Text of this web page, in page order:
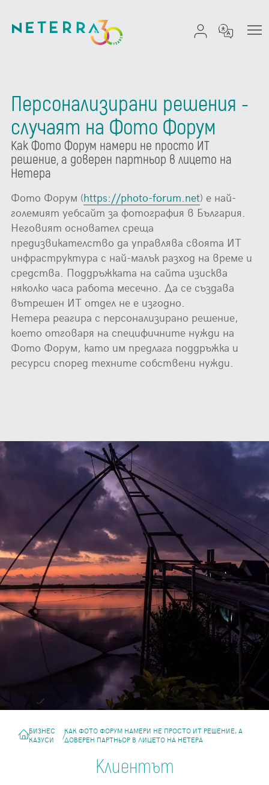
Персонализирани решения -
случаят на Фото Форум
Как Фото Форум намери не просто ИТ
решение, а доверен партньор в лицето на
Нетера
Фото Форум (https://photo-forum.net) е най-
големият уебсайт за фотография в България.
Неговият основател среща
предизвикателство да управлява своята ИТ
инфраструктура с най-малък разход на време и
средства. Поддръжката на сайта изисква
няколко часа работа месечно. Да се създава
вътрешен ИТ отдел не е изгодно.
Нетера реагира с персонализирано решение,
което отговаря на специфичните нужди на
Фото Форум, като им предлага поддръжка и
ресурси според техните собствени нужди.
/
БИЗНЕС
КАЗУСИ
/
КАК ФОТО ФОРУМ НАМЕРИ НЕ ПРОСТО ИТ РЕШЕНИЕ, А
ДОВЕРЕН ПАРТНЬОР В ЛИЦЕТО НА НЕТЕРА
Клиентът